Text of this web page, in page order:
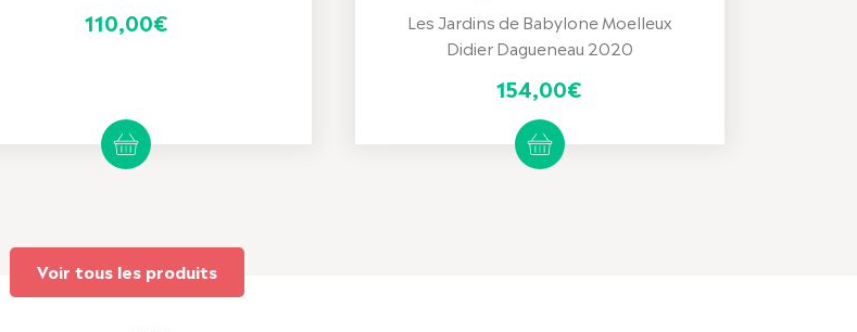
110,00€
Les Jardins de Babylone Moelleux
Didier Dagueneau 2020
154,00€
Voir tous les produits